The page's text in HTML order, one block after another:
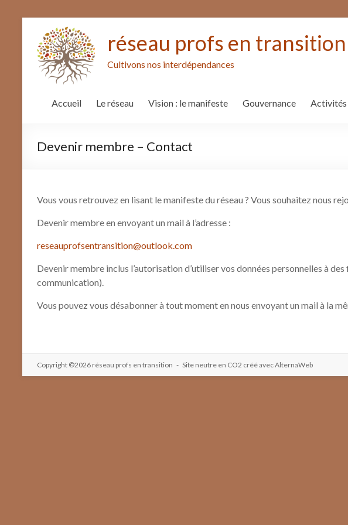
réseau profs en transition
Cultivons nos interdépendances
Accueil Le réseau Vision : le manifeste Gouvernance Activités
Devenir membre – Contact
Vous vous retrouvez en lisant le manifeste du réseau ? Vous souhaitez nous
Devenir membre en envoyant un mail à l’adresse :
reseauprofsentransition@outlook.com
Devenir membre inclus l’autorisation d’utiliser vos données personnelles à
communication).
Vous pouvez vous désabonner à tout moment en nous envoyant un mail à la
Copyright ©2026 réseau profs en transition - Site neutre en CO2 créé avecAlternaWeb